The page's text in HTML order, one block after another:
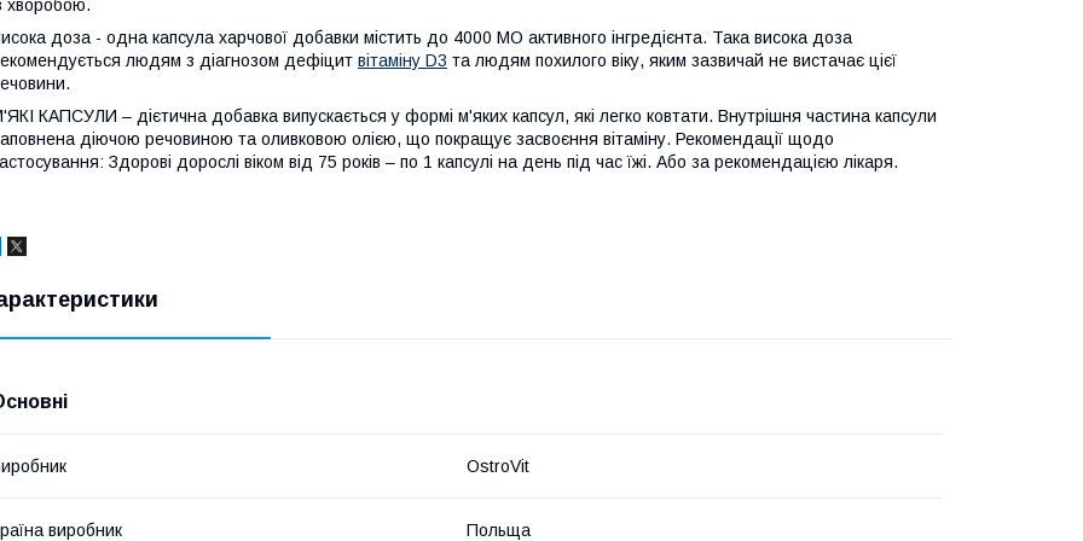
хворобою.
доза - одна капсула харчової добавки містить до 4000 МО активного інгредієнта. Така висока доза
людям з діагнозом дефіцит вітаміну D3 та людям похилого віку, яким зазвичай не вистачає цієї
КАПСУЛИ – дієтична добавка випускається у формі м'яких капсул, які легко ковтати. Внутрішня частина капсули
діючою речовиною та оливковою олією, що покращує засвоєння вітаміну. Рекомендації щодо
Здорові дорослі віком від 75 років – по 1 капсулі на день під час їжі. Або за рекомендацією лікаря.
OstroVit
виробник Польща